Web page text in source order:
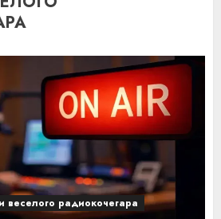
веселого радиокочегара